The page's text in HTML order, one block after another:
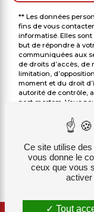
** Les données
fins de vous
informatisé. Elles
but de répondre à
communiquées aux
de droits d’accès,
limitation,
moment et du droit
autorité de contrôle,
post-mortem. Vous
l'adresse ou par
d'identité pourra
données pendant la
durée de
contentieux. Vous
d'opposition au
adresse:
d’informations sur vos
Ce site utilise
vous donne le
ceux que vous
activer
Tout